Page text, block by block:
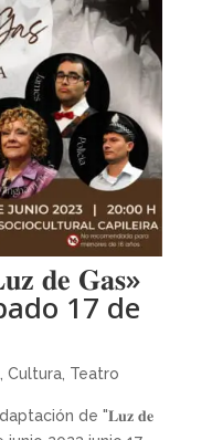
𝐝𝐞 𝐆𝐚𝐬»
17 de
, Cultura, Teatro
de "𝐋𝐮𝐳 𝐝𝐞